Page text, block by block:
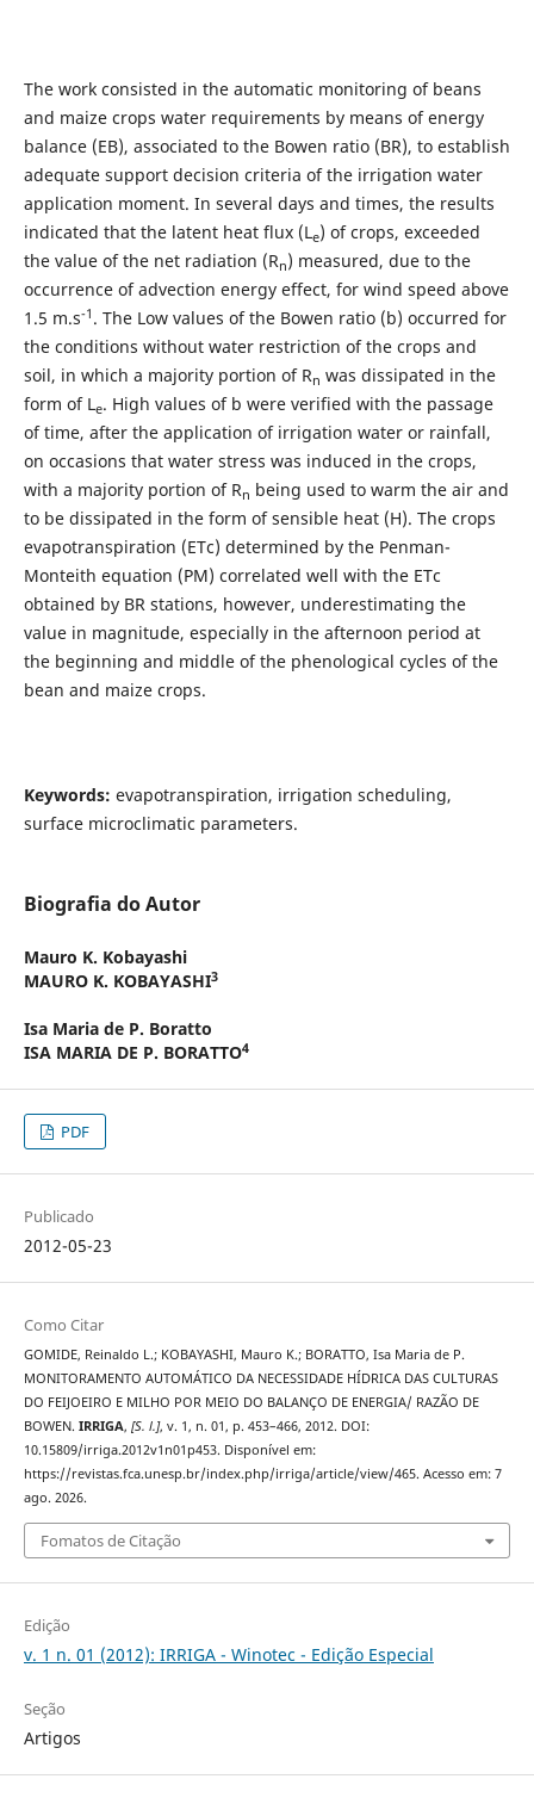
The work consisted in the automatic monitoring of beans
and maize crops water requirements by means of energy
balance (EB), associated to the Bowen ratio (BR), to establish
adequate support decision criteria of the irrigation water
application moment. In several days and times, the results
indicated that the latent heat flux (Le) of crops, exceeded
the value of the net radiation (Rn) measured, due to the
occurrence of advection energy effect, for wind speed above
1.5 m.s-1 . The Low values of the Bowen ratio (b) occurred for
the conditions without water restriction of the crops and
soil, in which a majority portion of Rn was dissipated in the
form of Le. High values of b were verified with the passage
of time, after the application of irrigation water or rainfall,
on occasions that water stress was induced in the crops,
with a majority portion of Rn being used to warm the air and
to be dissipated in the form of sensible heat (H). The crops
evapotranspiration (ETc) determined by the Penman-
Monteith equation (PM) correlated well with the ETc
obtained by BR stations, however, underestimating the
value in magnitude, especially in the afternoon period at
the beginning and middle of the phenological cycles of the
bean and maize crops.
Keywords: evapotranspiration, irrigation scheduling,
surface microclimatic parameters.
Biografia do Autor
Mauro K. Kobayashi
MAURO K. KOBAYASHI3
Isa Maria de P. Boratto
ISA MARIA DE P. BORATTO4
PDF
Publicado
2012-05-23
Como Citar
GOMIDE, Reinaldo L.; KOBAYASHI, Mauro K.; BORATTO, Isa Maria de P.
MONITORAMENTO AUTOMÁTICO DA NECESSIDADE HÍDRICA DAS CULTURAS
DO FEIJOEIRO E MILHO POR MEIO DO BALANÇO DE ENERGIA/ RAZÃO DE
BOWEN. IRRIGA, [S. l.], v. 1, n. 01, p. 453–466, 2012. DOI:
10.15809/irriga.2012v1n01p453. Disponível em:
https://revistas.fca.unesp.br/index.php/irriga/article/view/465. Acesso em: 7
ago. 2026.
Fomatos de Citação
Edição
v. 1 n. 01 (2012): IRRIGA - Winotec - Edição Especial
Seção
Artigos